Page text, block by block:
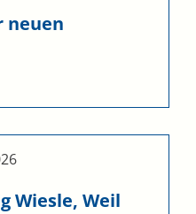
neuen
Wiesle, Weil